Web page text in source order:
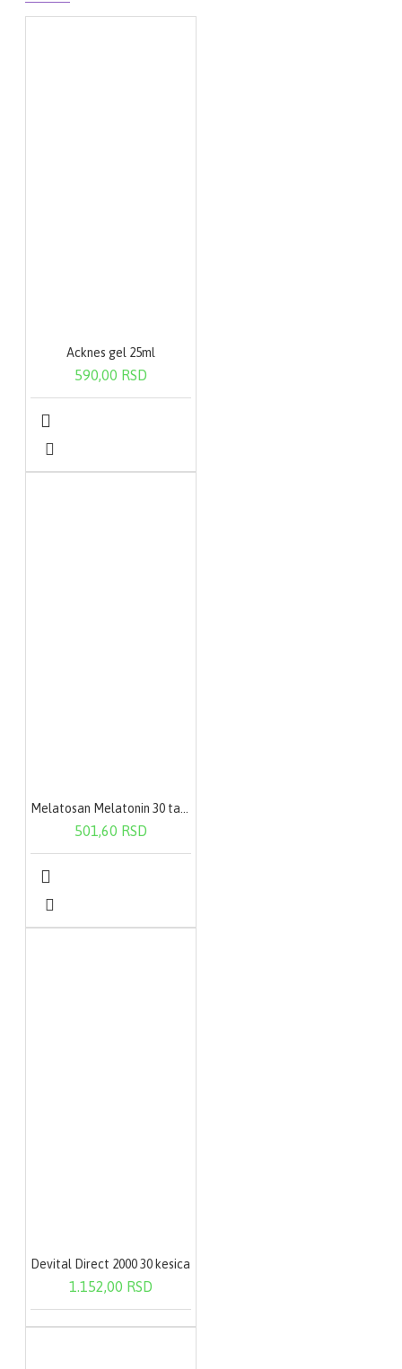
Acknes gel 25ml
590,00 RSD
501,60 RSD
Devital Direct 2000 30 kesica
1.152,00 RSD